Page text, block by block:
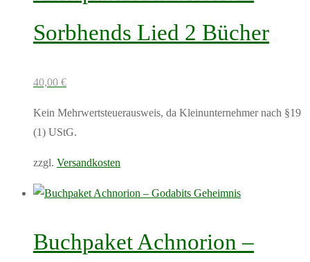
auf.
Optionen
auf
der
werden
Sorbhends Lied 2 Bücher
40,00 €
Kein Mehrwertsteuerausweis, da Kleinunternehmer nach §19
(1) UStG.
zzgl. Versandkosten
Dieses
mehrere
Buchpaket Achnorion –